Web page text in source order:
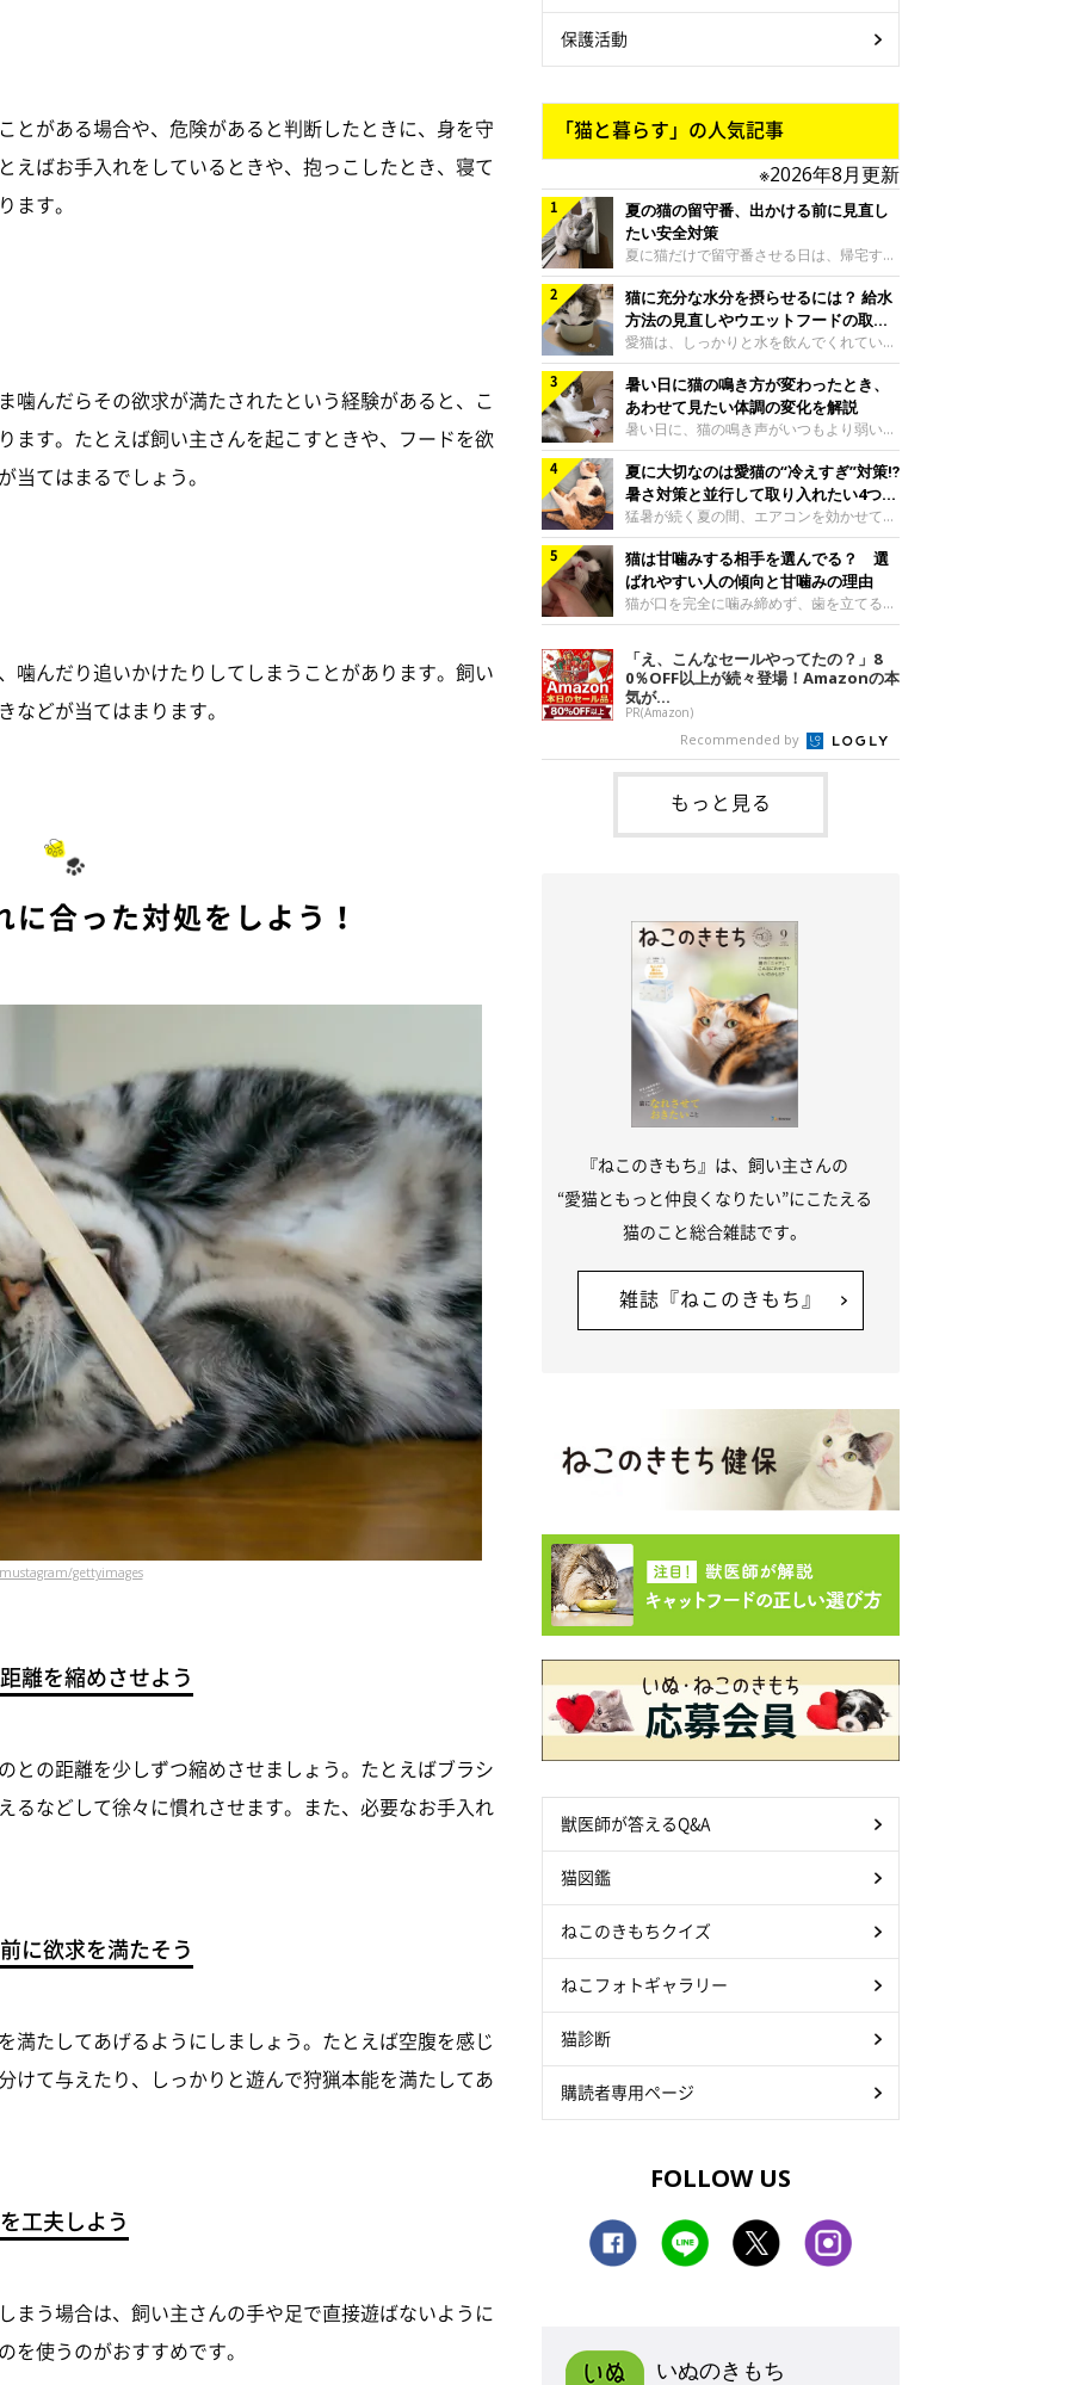
とがある場合や、危険があると判断したときに、身を守
えばお手入れをしているときや、抱っこしたとき、寝て
ます。
噛んだらその欲求が満たされたという経験があると、こ
ます。たとえば飼い主さんを起こすときや、フードを欲
てはまるでしょう。
噛んだり追いかけたりしてしまうことがあります。飼い
どが当てはまります。
合った対処をしよう！
gettyimages
離を縮めさせよう
との距離を少しずつ縮めさせましょう。たとえばブラシ
るなどして徐々に慣れさせます。また、必要なお手入れ
に欲求を満たそう
満たしてあげるようにしましょう。たとえば空腹を感じ
けて与えたり、しっかりと遊んで狩猟本能を満たしてあ
工夫しよう
まう場合は、飼い主さんの手や足で直接遊ばないように
使うのがおすすめです。
保護活動
「猫と暮らす」の人気記事
※2026年8月更新
夏の猫の留守番、出かける前に見直し
たい安全対策
夏に猫だけで留守番させる日は、帰宅する
まで部屋が暑くなりすぎないか、水は足り
るかと気になる飼い主さんもいるでしょ
う。家の中なら安全と思っていても、日中
は室温が急に上がることがあります。留守
中の暑さから猫を守るために準備したいこ
とや、帰宅後に見たいサインなどについ
て、ねこのきもち獣医師相談室の岡本りさ
先生に伺いました。 留守中は室温が急に
上がることがあるねこのきもち投稿写真ギ
ャラリー夏の日中は、エアコンが切れると
室温が急に上昇する場合があります。猫は
自分で涼しい場所を探すのが得意ですが、
部屋全体が暑くなれ
猫に充分な水分を摂らせるには？ 給水
方法の見直しやウエットフードの取り
入れ方を解説
愛猫は、しっかりと水を飲んでくれていま
すか？ 夏場はエアコンで室内が涼しいこ
ともあり、猫があまり水を飲まないこと
も。積極的に水分を摂らせるためには、給
水方法を見直したり、フードから水分を摂
らせたりする方法があります。今回は獣医
師の重本仁先生に、猫に水分を摂らせるた
めにできるためできる工夫を教えていただ
きました。ボウルの高さを愛猫の好みにね
このきもち投稿写真ギャラリー水飲みボウ
ルの高さは、猫が飲むときに頭が胃より下
にならないように設定すると飲みやすいで
しょう。首を深く折り曲げずに済むため、
関節や食道への負
暑い日に猫の鳴き方が変わったとき、
あわせて見たい体調の変化を解説
暑い日に、猫の鳴き声がいつもより弱い、
かすれる、しつこく鳴くなど、ふだんと違
って聞こえることがあります。 そんなと
き、あわせてどのような様子を確認したら
よいのでしょうか。暑い日に猫の鳴き方が
変わるときの見方や注意したい体調の変化
などについて、ねこのきもち獣医師相談室
の山口みき先生に伺いました。 鳴き方の
変化だけで判断せず、全身の様子も確認し
てねこのきもち投稿写真ギャラリー猫の鳴
ように見えることがあります。 ただ、鳴
き声だけで原因を決めるのは難しく、体調
や環境の変化を
夏に大切なのは愛猫の“冷えすぎ”対策⁉
暑さ対策と並行して取り入れたい4つの
工夫
猛暑が続く夏の間、エアコンを効かせて室
内を冷やしますよね。しかし、人にとって
は快適な温度でも、猫にとっては温度が低
すぎることも。暑さ対策と並行して、冷え
すぎ対策もしっかりと行うことが大切で
す。今回は獣医師の重本仁先生に、猫の冷
ました。（1） 冷房の効いていない部屋に
行き来できるようにするねこのきもち投稿
写真ギャラリー猫が寒いと感じたときに、
冷気から逃れる「逃げ場」を用意しておき
ましょう。冷房の効いていない部屋や廊下
へも自由に行き来できるように、ドアは猫
が通れる程度に
猫は甘噛みする相手を選んでる？ 選
ばれやすい人の傾向と甘噛みの理由
猫が口を完全に噛み締めず、歯を立てる程
度に噛む“甘噛み”。遊びやスキンシップの
ときに繰り出すことがありますが、同じ家
族でも噛まれる頻度に違いがあると感じる
ことも。ねこのきもちWEB MAGAZINEで
は、飼い主さんたちにアンケートを実施
し、愛猫が甘噛みする相手を選んでいると
感じる状況を教えてもらいました。また、
ねこのきもち獣医師相談室の原駿太朗先生
には、実際に猫は甘噛みする相手を選んで
いるのか、その真相をお聞きします。約6
割の飼い主さんが「甘噛みする相手を選ん
「え、こんなセールやってたの？」8
0％OFF以上が続々登場！Amazonの本
気が...
PR(Amazon)
Recommended by
もっと見る
『ねこのきもち』は、飼い主さんの
“愛猫ともっと仲良くなりたい”にこたえる
猫のこと総合雑誌です。
雑誌『ねこのきもち』
獣医師が答えるQ&A
猫図鑑
ねこのきもちクイズ
ねこフォトギャラリー
猫診断
購読者専用ページ
FOLLOW US
いぬのきもち